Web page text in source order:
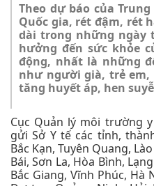
Theo dự báo của
Quốc gia, rét đậm, rét
dài trong những ngày
hưởng đến sức khỏe
động, nhất là những
như người già, trẻ
tăng huyết áp, hen
Cục Quản lý môi trường
gửi Sở Y tế các tỉnh,
Bắc Kạn, Tuyên Quang,
Bái, Sơn La, Hòa Bình,
Bắc Giang, Vĩnh Phúc, Hà